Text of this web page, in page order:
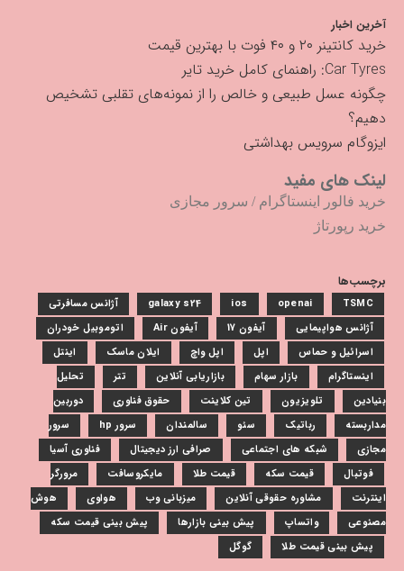
آخرین اخبار
خرید کانتینر ۲۰ و ۴۰ فوت با بهترین قیمت
Car Tyres: راهنمای کامل خرید تایر
چگونه عسل طبیعی و خالص را از نمونه‌های تقلبی تشخیص
دهیم؟
ایزوگام سرویس بهداشتی
لینک های مفید
خرید فالور اینستاگرام / سرور مجازی
خرید رپورتاژ
برچسب‌ها
galaxy s24 ios openai TSMC
آژانس مسافرتی
آژانس هواپیمایی
آیفون 17 آیفون Air
اتوموبیل خودران
اسرائیل و حماس
اپل اپل واچ ایلان ماسک
اینتل
اینستاگرام
بازار سهام بازاریابی آنلاین تتر
تحلیل
بنیادین
تلویزیون تین کلاینت حقوق فناوری
دوربین
مداربسته
رباتیک سئو سالمندان سرور hp
سرور
مجازی
شبکه های اجتماعی صرافی ارز دیجیتال
فناوری آسیا
فوتبال
قیمت سکه قیمت طلا مایکروسافت
مرورگر
اینترنت
مشاوره حقوقی آنلاین میزبانی وب هواوی
هوش
مصنوعی
واتساپ پیش بینی بازارها
پیش بینی قیمت سکه
پیش بینی قیمت طلا
گوگل